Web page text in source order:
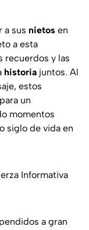
a sus nietos en
a esta
recuerdos y las
historia juntos. Al
estos
un
momentos
siglo de vida en
Informativa
a gran